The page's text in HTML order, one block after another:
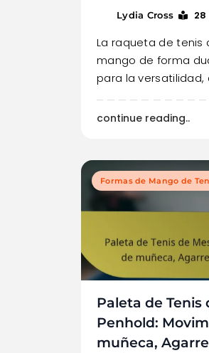
Lydia Cross
La raqueta de tenis
mango de forma
para la
continue reading..
Formas de Mango de
Paleta de Tenis
Penhold:
muñeca,